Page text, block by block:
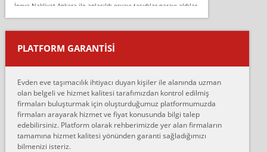
İnova Nakliyat Ankara ile anlaşıldı eşyayı taşıdılar parayı aldılar.
Salon duvarına bir baktım birisi boydan alüminyum renkli bantı
yapıştırm...
Murat:
çalıştıklarını, müş...
Ahmet:
Lüleburgaz güngünes evden eve naklyat eşyalarımı taşımak için
anlaştık sabah eve geldiklerinde de eşyalarımı düzgün şekilde
sarcaz demelerine r...
PLATFORM GARANTİSİ
Evden eve taşımacılık ihtiyacı duyan kişiler ile alanında uzman
olan belgeli ve hizmet kalitesi tarafımızdan kontrol edilmiş
firmaları buluşturmak için oluşturduğumuz platformumuzda
firmaları arayarak hizmet ve fiyat konusunda bilgi talep
edebilirsiniz. Platform olarak rehberimizde yer alan firmaların
tamamına hizmet kalitesi yönünden garanti sağladığımızı
bilmenizi isteriz.